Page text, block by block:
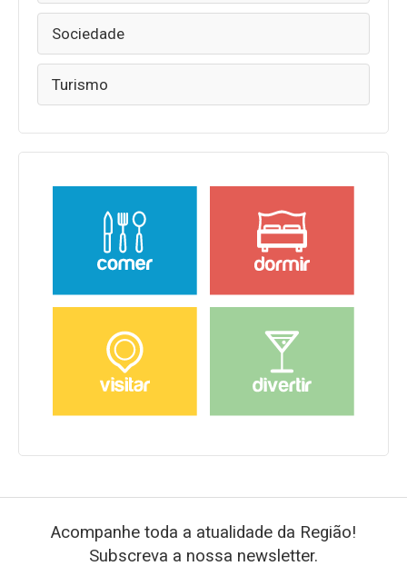
Sociedade
Turismo
Acompanhe toda a atualidade da Região!
Subscreva a nossa newsletter.